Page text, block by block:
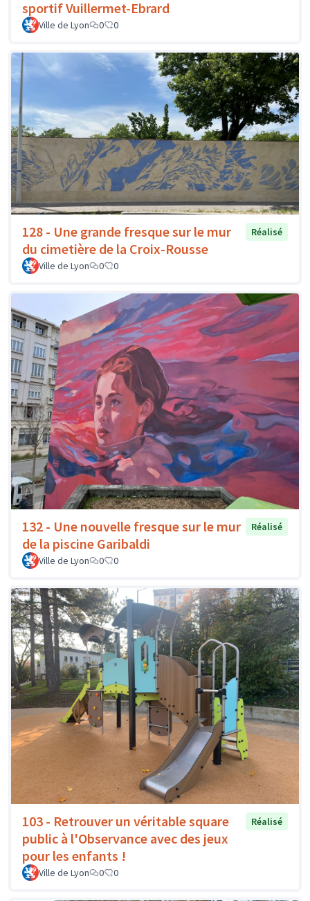
sportif Vuillermet-Ebrard
Ville de Lyon 0 0
128 - Une grande fresque sur le mur
du cimetière de la Croix-Rousse
Réalisé
Ville de Lyon 0 0
132 - Une nouvelle fresque sur le mur
de la piscine Garibaldi
Réalisé
Ville de Lyon 0 0
103 - Retrouver un véritable square
public à l'Observance avec des jeux
pour les enfants !
Réalisé
Ville de Lyon 0 0